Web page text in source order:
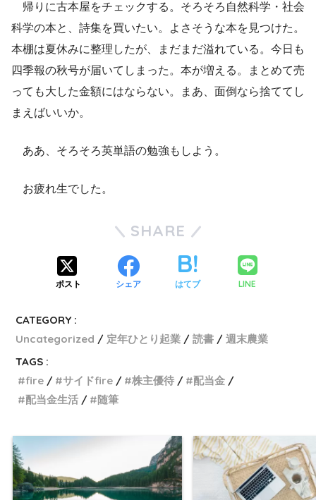
帰りに古本屋をチェックする。そろそろ自然科学・社会
科学の本と、詩集を買いたい。よさそうな本を見つけた。
本棚は夏休みに整理したが、まだまだ溢れている。今日も
四季報の秋号が届いてしまった。本が増える。まとめて売
っても大した金額にはならない。まあ、面倒なら捨ててし
まえばいいか。
ああ、そろそろ英単語の勉強もしよう。
お疲れ生でした。
SHARE
ポスト シェア はてブ LINE
CATEGORY :
Uncategorized
定年ひとり起業 読書
週末農業
TAGS :
fire
サイドfire 株主優待
配当金
配当金生活
随筆